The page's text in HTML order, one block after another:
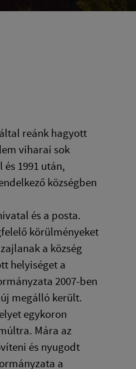
reánk hagyott
viharai sok
1991 után,
községben
és a posta.
körülményeket
a község
helyiséget a
2007-ben
megálló került.
egykoron
Mára az
és nyugodt
a